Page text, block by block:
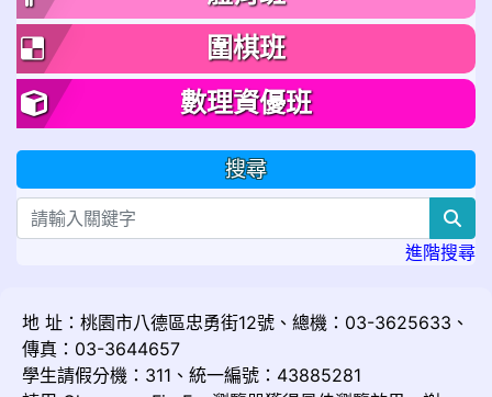
圍棋班
數理資優班
搜尋
進階搜尋
地 址：桃園市八德區忠勇街12號、總機：03-3625633、
傳真：03-3644657
學生請假分機：311、統一編號：43885281